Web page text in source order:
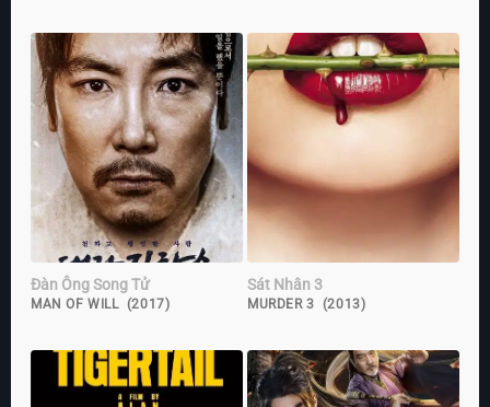
Đàn Ông Song Tử
MAN OF WILL (2017)
Sát Nhân 3
MURDER 3 (2013)